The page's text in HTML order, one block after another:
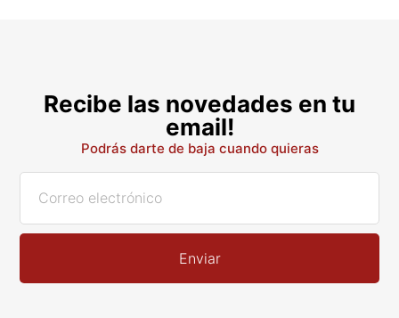
Recibe las novedades en tu
email!
Podrás darte de baja cuando quieras
Enviar